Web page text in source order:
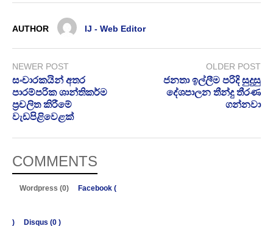
AUTHOR IJ - Web Editor
NEWER POST
සංචාරකයින් අතර
පාරම්පරික ශාන්තිකර්ම
ප්‍රචලිත කිරීමේ
වැඩපිළිවෙළක්
OLDER POST
ජනතා ඉල්ලීම පරිදි සුදුසු
දේශපාලන තීන්දු තීරණ
ගන්නවා
COMMENTS
Wordpress (0) Facebook (
) Disqus (0 )